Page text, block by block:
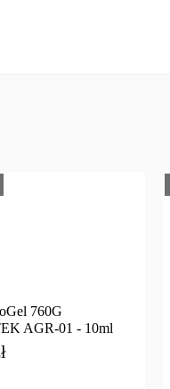
760G
AGR-01 - 10ml